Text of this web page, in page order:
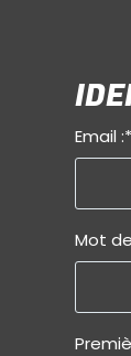
Email :*
Mot